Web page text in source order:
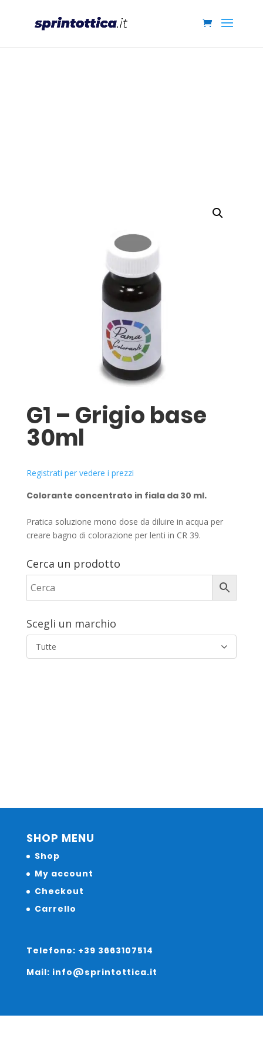
G1 – Grigio base
30ml
Registrati per vedere i prezzi
Colorante concentrato in fiala da 30 ml.
Pratica soluzione mono dose da diluire in acqua per
creare bagno di colorazione per lenti in CR 39.
Cerca un prodotto
Scegli un marchio
Tutte
SHOP MENU
Shop
My account
Checkout
Carrello
Telefono: +39 3663107514
Mail: info@sprintottica.it